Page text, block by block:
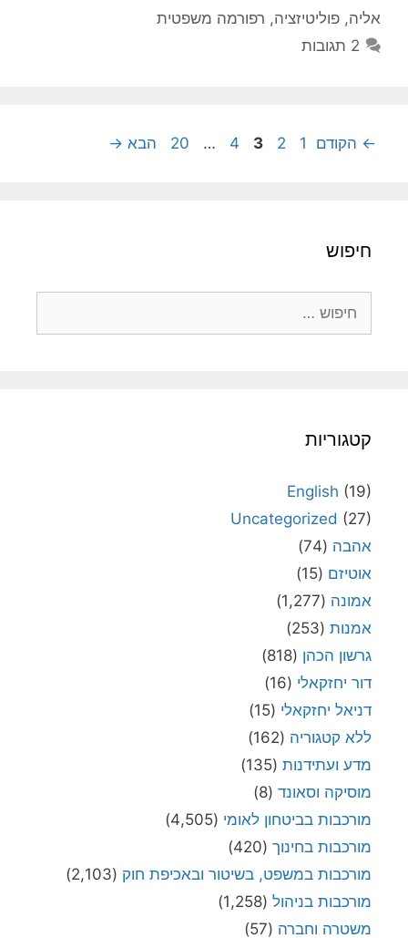
אליה, פוליטיזציה, רפורמה משפטית
2 תגובות
← הקודם עמוד
1 עמוד
2 עמוד
3 עמוד
4
… עמוד
20 הבא →
חיפוש
קטגוריות
English (19)
Uncategorized (27)
אהבה (74)
אוטיזם (15)
אמונה (1,277)
אמנות (253)
גרשון הכהן (818)
דור יחזקאלי (16)
דניאל יחזקאלי (15)
ללא קטגוריה (162)
מדע ועתידנות (135)
מוסיקה וסאונד (8)
מורכבות בביטחון לאומי (4,505)
מורכבות בחינוך (420)
מורכבות במשפט, בשיטור ובאכיפת חוק (2,103)
מורכבות בניהול (1,258)
משטרה וחברה (57)